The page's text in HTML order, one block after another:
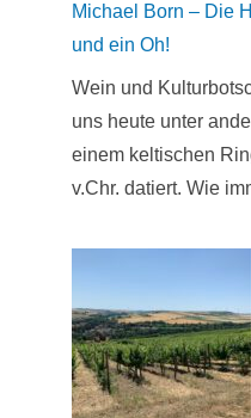
Michael Born – Die
und ein Oh!
Wein und
uns heute unter
einem keltischen
v.Chr. datiert. Wie